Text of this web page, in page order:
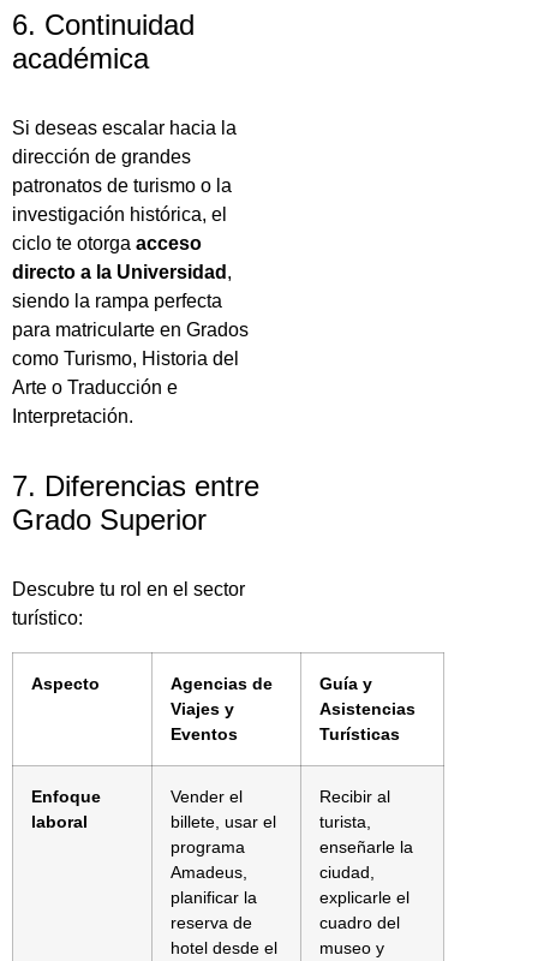
6. Continuidad
académica
Si deseas escalar hacia la
dirección de grandes
patronatos de turismo o la
investigación histórica, el
ciclo te otorga acceso
directo a la Universidad ,
siendo la rampa perfecta
para matricularte en Grados
como Turismo, Historia del
Arte o Traducción e
Interpretación.
7. Diferencias entre
Grado Superior
Descubre tu rol en el sector
turístico:
Aspecto
Agencias de
Viajes y
Eventos
Guía y
Asistencias
Turísticas
Enfoque
laboral
Vender el
billete, usar el
programa
Amadeus,
planificar la
reserva de
hotel desde el
Recibir al
turista,
enseñarle la
ciudad,
explicarle el
cuadro del
museo y